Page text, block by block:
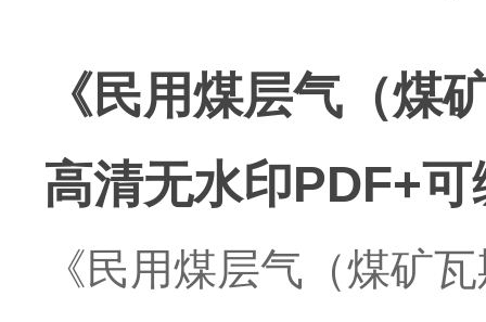
《民用煤层气（煤
高清无水印PDF+
《民用煤层气（煤矿